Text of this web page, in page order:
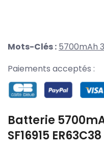
Mots-Clés : 5700mAh
Paiements acceptés :
Batterie
SF16915